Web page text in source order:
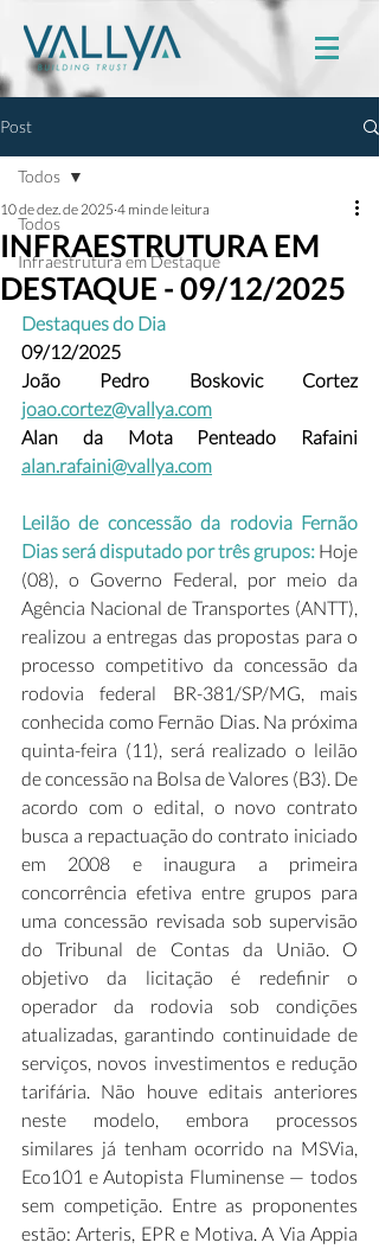
Post
Todos
Infraestrutura em Destaque
Todos
INFRAESTRUTURA EM
DESTAQUE - 09/12/2025
10 de dez. de 2025 4 min de leitura
Destaques do Dia
09/12/2025
João Pedro Boskovic Cortez
joao.cortez@vallya.com
alan.rafaini@vallya.com
Leilão de concessão da rodovia Fernão
Dias será disputado por três grupos: Hoje
(08), o Governo Federal, por meio da
Agência Nacional de Transportes (ANTT),
realizou a entregas das propostas para o
processo competitivo da concessão da
rodovia federal BR-381/SP/MG, mais
conhecida como Fernão Dias. Na próxima
quinta-feira (11), será realizado o leilão
de concessão na Bolsa de Valores (B3). De
acordo com o edital, o novo contrato
busca a repactuação do contrato iniciado
em 2008 e inaugura a primeira
concorrência efetiva entre grupos para
uma concessão revisada sob supervisão
do Tribunal de Contas da União. O
objetivo da licitação é redefinir o
operador da rodovia sob condições
atualizadas, garantindo continuidade de
serviços, novos investimentos e redução
tarifária. Não houve editais anteriores
neste modelo, embora processos
similares já tenham ocorrido na MSVia,
Eco101 e Autopista Fluminense — todos
sem competição. Entre as proponentes
estão: Arteris, EPR e Motiva. A Via Appia